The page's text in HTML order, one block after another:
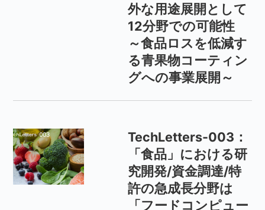
外な用途展開として
12分野での可能性
～食品ロスを低減す
る青果物コーティン
グへの事業展開～
TechLetters-003：
「食品」における研
究開発/資金調達/特
許の急成長分野は
「フードコンピュー